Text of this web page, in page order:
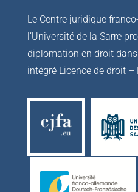
Le Centre juridique
l’Université de la Sarre
diplomation en droit dans
intégré Licence de droit –